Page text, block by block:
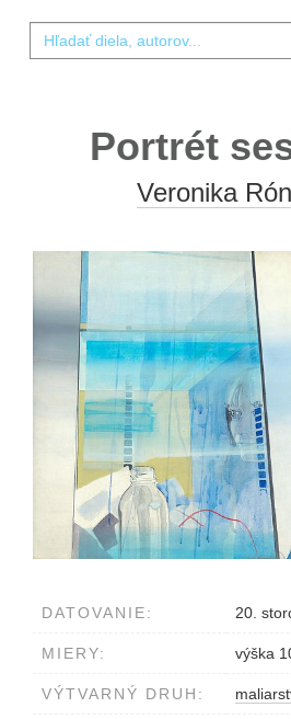
Portrét
Veronika
DATOVANIE: 20.
MIERY: výška
VÝTVARNÝ DRUH: